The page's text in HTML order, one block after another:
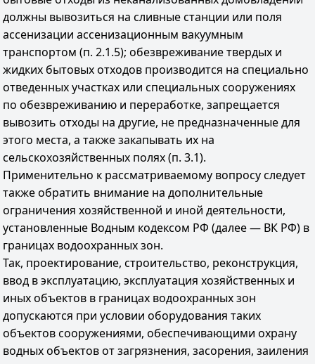
должны вывозиться на сливные станции или поля
ассенизации ассенизационным вакуумным
транспортом (п. 2.1.5); обезвреживание твердых и
жидких бытовых отходов производится на специально
отведенных участках или специальных сооружениях
по обезвреживанию и переработке, запрещается
вывозить отходы на другие, не предназначенные для
этого места, а также закапывать их на
сельскохозяйственных полях (п. 3.1).
Применительно к рассматриваемому вопросу следует
также обратить внимание на дополнительные
ограничения хозяйственной и иной деятельности,
установленные Водным кодексом РФ (далее — ВК РФ) в
границах водоохранных зон.
Так, проектирование, строительство, реконструкция,
ввод в эксплуатацию, эксплуатация хозяйственных и
иных объектов в границах водоохранных зон
допускаются при условии оборудования таких
объектов сооружениями, обеспечивающими охрану
водных объектов от загрязнения, засорения, заиления